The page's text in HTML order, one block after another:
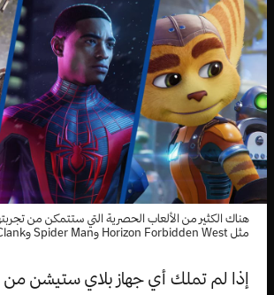
هناك الكثير من الألعاب الحصرية التي ستتمكن من
مثل Horizon Forbidden West وSpider Man وRatchet and Clank.
إذا لم تملك أي جهاز بلاي ستيشن من